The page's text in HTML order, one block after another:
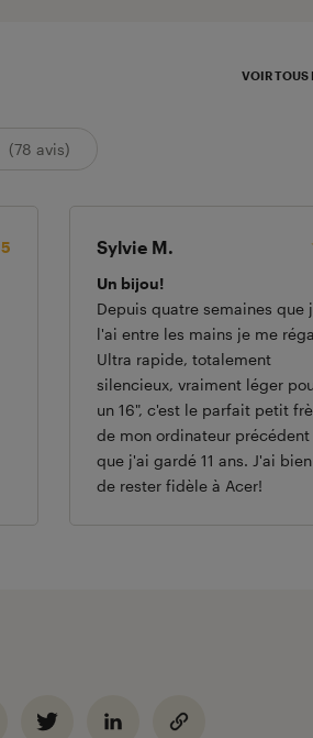
VOIR TOUS
(78 avis)
5
Sylvie M.
Un bijou!
Depuis quatre semaines que
l'ai entre les mains je me
Ultra rapide, totalement
silencieux, vraiment léger
un 16", c'est le parfait petit
de mon ordinateur précédent
que j'ai gardé 11 ans. J'ai
de rester fidèle à Acer!